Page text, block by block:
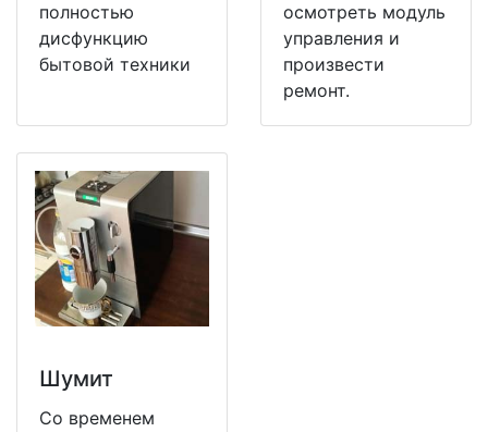
полностью
дисфункцию
бытовой техники
осмотреть модуль
управления и
произвести
ремонт.
Шумит
Со временем